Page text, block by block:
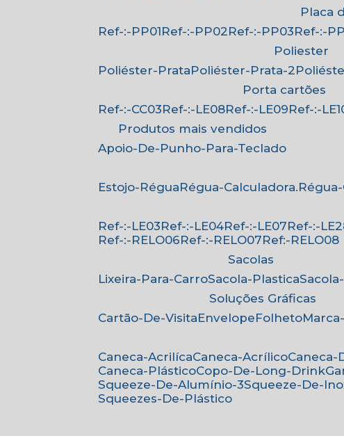
Ref-:-PP01
Ref-:-PP02 Ref-:-PP03 Ref-:-
Poliester
Poliéster-Prata
Poliéster-Prata-2
Porta cartões
Ref-:-CC03
Ref-:-LE08 Ref-:-LE09 Ref-:-
Produtos mais vendidos
Apoio-De-Punho-Para-Teclado
Estojo-Régua
Régua-Calculadora.
Ref-:-LE03
Ref-:-LE04 Ref-:-LE07 Ref-:-
Ref-:-RELO06
Ref-:-RELO07
Ref:-RELO08
Sacolas
Lixeira-Para-Carro Sacola-Plastica
Soluções Gráficas
Cartão-De-Visita
Envelope Folheto
Caneca-Acrilíca
Caneca-Acrílico
Caneca-Plástico
Copo-De-Long-Drink
Squeeze-De-Alumínio-3
Squeeze-De-
Squeezes-De-Plástico